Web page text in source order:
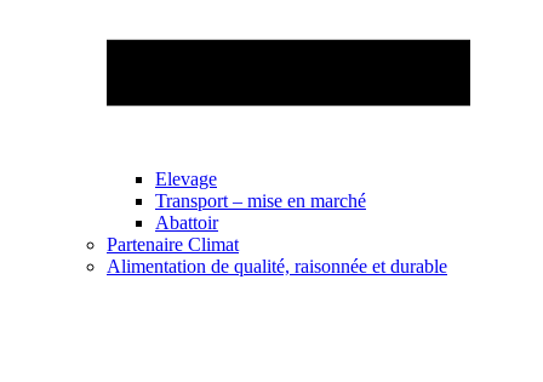
Elevage
Transport – mise en marché
Abattoir
Partenaire Climat
Alimentation de qualité, raisonnée et durable